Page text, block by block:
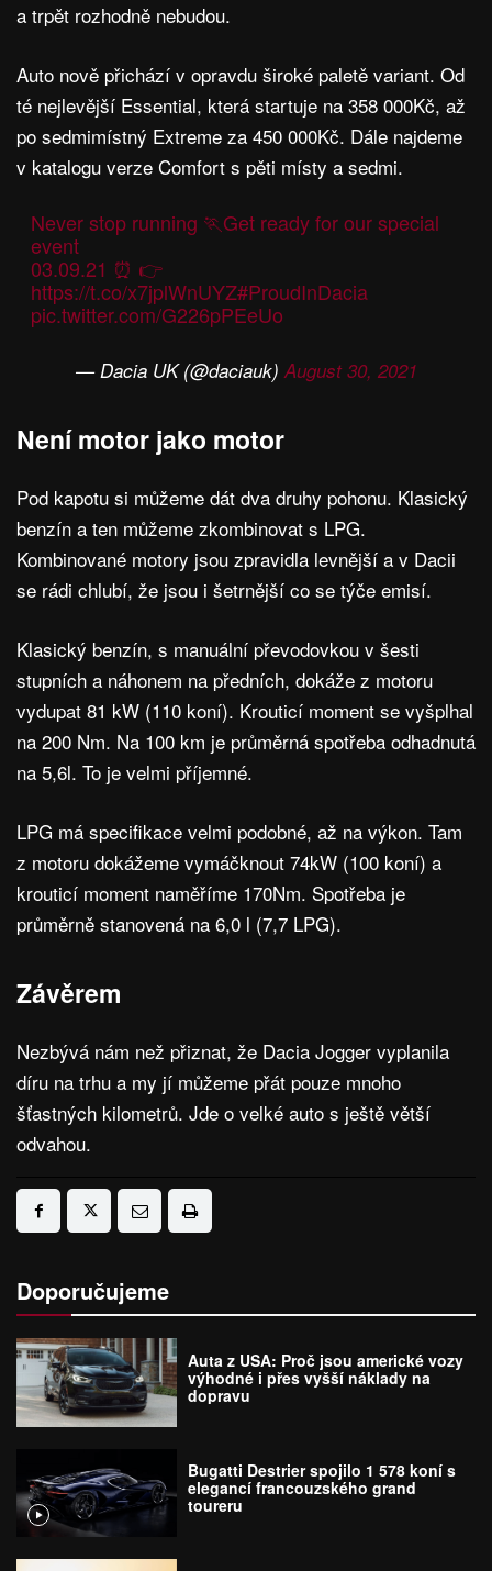
a trpět rozhodně nebudou.
Auto nově přichází v opravdu široké paletě variant. Od
té nejlevější Essential, která startuje na 358 000Kč, až
po sedmimístný Extreme za 450 000Kč. Dále najdeme
v katalogu verze Comfort s pěti místy a sedmi.
Never stop running 🏃Get ready for our special
event
03.09.21 ⏰ 👉
https://t.co/x7jplWnUYZ#ProudInDacia
pic.twitter.com/G226pPEeUo
— Dacia UK (@daciauk)August 30, 2021
Není motor jako motor
Pod kapotu si můžeme dát dva druhy pohonu. Klasický
benzín a ten můžeme zkombinovat s LPG.
Kombinované motory jsou zpravidla levnější a v Dacii
se rádi chlubí, že jsou i šetrnější co se týče emisí.
Klasický benzín, s manuální převodovkou v šesti
stupních a náhonem na předních, dokáže z motoru
vydupat 81 kW (110 koní). Krouticí moment se vyšplhal
na 200 Nm. Na 100 km je průměrná spotřeba odhadnutá
na 5,6l. To je velmi příjemné.
LPG má specifikace velmi podobné, až na výkon. Tam
z motoru dokážeme vymáčknout 74kW (100 koní) a
krouticí moment naměříme 170Nm. Spotřeba je
průměrně stanovená na 6,0 l (7,7 LPG).
Závěrem
Nezbývá nám než přiznat, že Dacia Jogger vyplanila
díru na trhu a my jí můžeme přát pouze mnoho
šťastných kilometrů. Jde o velké auto s ještě větší
odvahou.
Doporučujeme
Auta z USA: Proč jsou americké vozy
výhodné i přes vyšší náklady na
dopravu
Bugatti Destrier spojilo 1 578 koní s
elegancí francouzského grand
toureru